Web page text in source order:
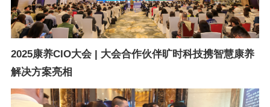
2025康养CIO大会 | 大会合作伙伴旷时科技携智慧康养
解决方案亮相